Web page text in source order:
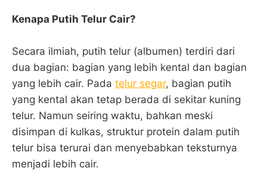
Kenapa Putih Telur Cair?
Secara ilmiah, putih telur (albumen) terdiri dari
dua bagian: bagian yang lebih kental dan bagian
yang lebih cair. Pada telur segar, bagian putih
yang kental akan tetap berada di sekitar kuning
telur. Namun seiring waktu, bahkan meski
disimpan di kulkas, struktur protein dalam putih
telur bisa terurai dan menyebabkan teksturnya
menjadi lebih cair.